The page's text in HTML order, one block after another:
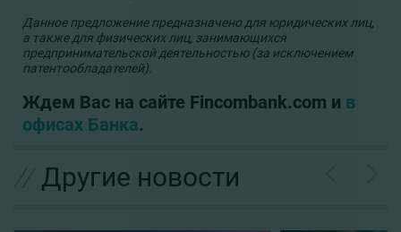
Данное предложение предназначено для юридических лиц,
а также для физических лиц, занимающихся
предпринимательской деятельностью (за исключением
патентообладателей).
Ждем Вас на сайте Fincombank.com и в
офисах Банка.
Другие новости